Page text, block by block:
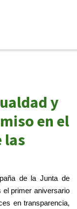
y
en el
las
de la Junta de
el primer aniversario
en transparencia,